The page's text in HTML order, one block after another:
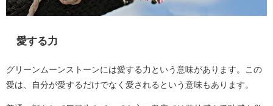
愛する力
グリーンムーンストーンには愛する力という意味があります。この
愛は、自分が愛するだけでなく愛されるという意味もあります。